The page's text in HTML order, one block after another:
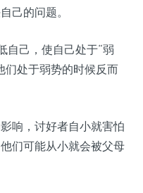
己的问题。
自己，使自己处于“弱
们处于弱势的时候反而
响，讨好者自小就害怕
们可能从小就会被父母